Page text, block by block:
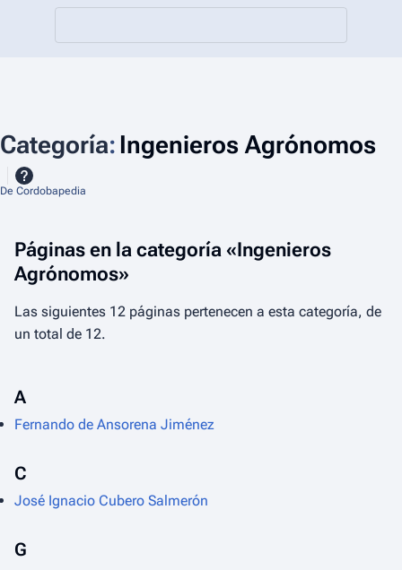
Categoría: Ingenieros Agrónomos
De Cordobapedia
Páginas en la categoría «Ingenieros
Agrónomos»
Las siguientes 12 páginas pertenecen a esta categoría, de
un total de 12.
A
Fernando de Ansorena Jiménez
C
José Ignacio Cubero Salmerón
G